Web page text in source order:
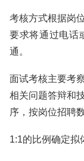
考核方式根据岗
要求将通过电话
通。
面试考核主要考
相关问题答辩和
序，按岗位招聘
1:1的比例确定拟